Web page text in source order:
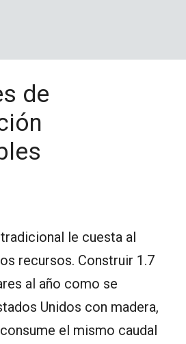
de
le cuesta al
recursos. Construir 1.7
al año como se
Unidos con madera,
el mismo caudal